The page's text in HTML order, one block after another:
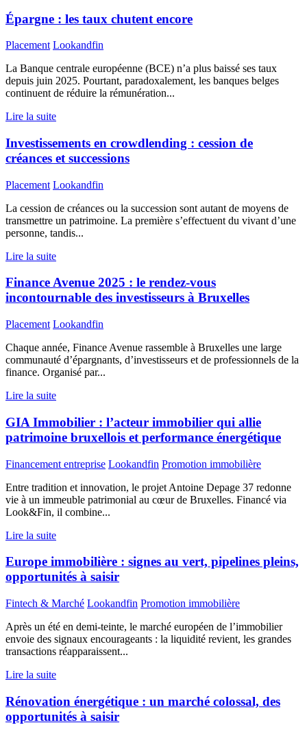
Épargne : les taux chutent encore
Placement Lookandfin
La Banque centrale européenne (BCE) n’a plus baissé ses taux
depuis juin 2025. Pourtant, paradoxalement, les banques belges
continuent de réduire la rémunération...
Lire la suite
Investissements en crowdlending : cession de
créances et successions
Placement Lookandfin
La cession de créances ou la succession sont autant de moyens de
transmettre un patrimoine. La première s’effectuent du vivant d’une
personne, tandis...
Lire la suite
Finance Avenue 2025 : le rendez-vous
incontournable des investisseurs à Bruxelles
Placement Lookandfin
Chaque année, Finance Avenue rassemble à Bruxelles une large
communauté d’épargnants, d’investisseurs et de professionnels de la
finance. Organisé par...
Lire la suite
GIA Immobilier : l’acteur immobilier qui allie
patrimoine bruxellois et performance énergétique
Financement entreprise Lookandfin Promotion immobilière
Entre tradition et innovation, le projet Antoine Depage 37 redonne
vie à un immeuble patrimonial au cœur de Bruxelles. Financé via
Look&Fin, il combine...
Lire la suite
Europe immobilière : signes au vert, pipelines pleins,
opportunités à saisir
Fintech & Marché Lookandfin Promotion immobilière
Après un été en demi-teinte, le marché européen de l’immobilier
envoie des signaux encourageants : la liquidité revient, les grandes
transactions réapparaissent...
Lire la suite
Rénovation énergétique : un marché colossal, des
opportunités à saisir